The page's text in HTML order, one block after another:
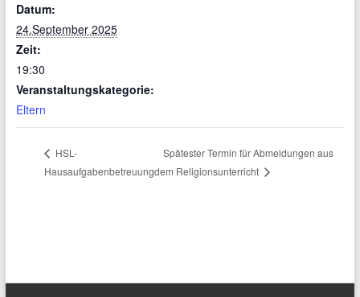
Datum:
24.September 2025
Zeit:
19:30
Veranstaltungskategorie:
Eltern
HSL-
Hausaufgabenbetreuung
Spätester Termin für Abmeldungen aus
dem Religionsunterricht